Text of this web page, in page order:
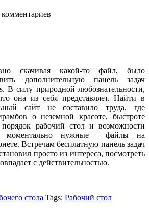
комментариев
скачивая какой-то файл, было
дополнительную панель задач
В силу природной любознательности,
она из себя представляет. Найти в
сайт не составило труда, где
о неземной красоте, быстроте
рабочий стол и возможности
моментально нужные файлы на
Встречам бесплатную панель задач
просто из интереса, посмотреть
с действительностью.
стола Tags: Рабочий стол